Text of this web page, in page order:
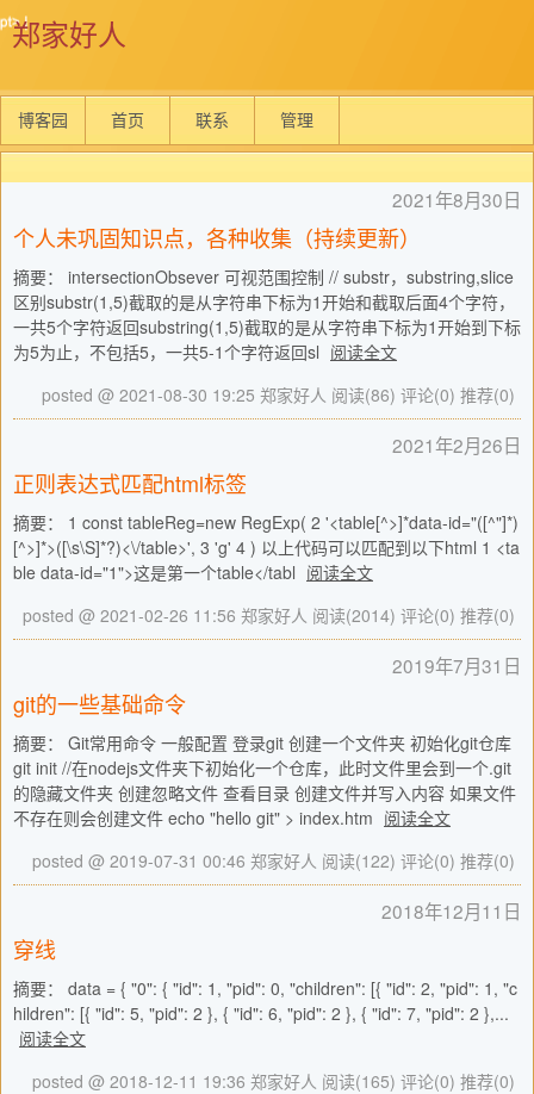
郑家好人
博客园 首页 联系 管理
2021年8月30日
个人未巩固知识点，各种收集（持续更新）
摘要： intersectionObsever 可视范围控制 // substr，substring,slice
区别substr(1,5)截取的是从字符串下标为1开始和截取后面4个字符，
一共5个字符返回substring(1,5)截取的是从字符串下标为1开始到下标
为5为止，不包括5，一共5-1个字符返回sl 阅读全文
posted @ 2021-08-30 19:25 郑家好人 阅读(86) 评论(0) 推荐(0)
2021年2月26日
正则表达式匹配html标签
摘要： 1 const tableReg=new RegExp( 2 '<table[^>]*data-id="([^"]*)
[^>]*>([\s\S]*?)<\/table>', 3 'g' 4 ) 以上代码可以匹配到以下html 1 <ta
ble data-id="1">这是第一个table</tabl 阅读全文
posted @ 2021-02-26 11:56 郑家好人 阅读(2014) 评论(0) 推荐(0)
2019年7月31日
git的一些基础命令
摘要： Git常用命令 一般配置 登录git 创建一个文件夹 初始化git仓库
git init //在nodejs文件夹下初始化一个仓库，此时文件里会到一个.git
的隐藏文件夹 创建忽略文件 查看目录 创建文件并写入内容 如果文件
不存在则会创建文件 echo "hello git" > index.htm 阅读全文
posted @ 2019-07-31 00:46 郑家好人 阅读(122) 评论(0) 推荐(0)
2018年12月11日
穿线
摘要： data = { "0": { "id": 1, "pid": 0, "children": [{ "id": 2, "pid": 1, "c
hildren": [{ "id": 5, "pid": 2 }, { "id": 6, "pid": 2 }, { "id": 7, "pid": 2 },...
阅读全文
posted @ 2018-12-11 19:36 郑家好人 阅读(165) 评论(0) 推荐(0)